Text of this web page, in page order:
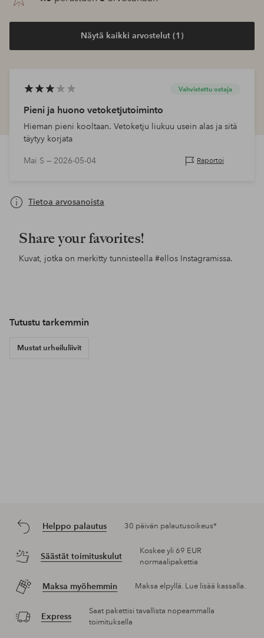
Näytä kaikki arvostelut (1)
Vahvistettu ostaja
Pieni ja huono vetoketjutoiminto
Hieman pieni kooltaan. Vetoketju liukuu usein alas ja sitä
täytyy korjata
Mai S — 2026-05-04 Raportoi
Tietoa arvosanoista
Share your favorites!
Kuvat, jotka on merkitty tunnisteella #ellos Instagramissa.
Tutustu tarkemmin
Mustat urheiluliivit
Helppo palautus 30 päivän palautusoikeus*
Säästät toimituskulut
Koskee yli 69 EUR
normaalipakettia
Maksa myöhemmin Maksa elpyllä. Lue lisää kassalla.
Express
Saat pakettisi tavallista nopeammalla
toimituksella